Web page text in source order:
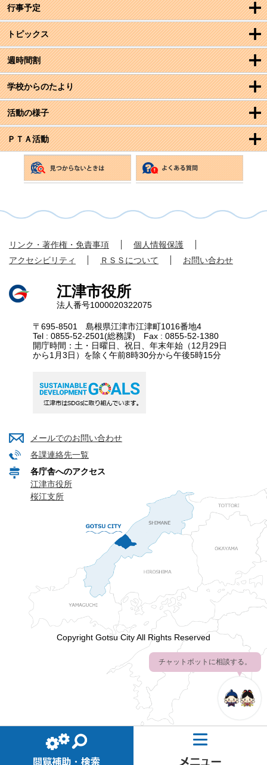
行事予定
トピックス
週時間割
学校からのたより
活動の様子
ＰＴＡ活動
リンク・著作権・免責事項
個人情報保護
アクセシビリティ
ＲＳＳについて お問い合わせ
江津市役所
法人番号1000020322075
〒695-8501 島根県江津市江津町1016番地4
Tel : 0855-52-2501(総務課) Fax : 0855-52-1380
開庁時間：土・日曜日、祝日、年末年始（12月29日
から1月3日）を除く午前8時30分から午後5時15分
メールでのお問い合わせ
各課連絡先一覧
各庁舎へのアクセス
江津市役所
桜江支所
Copyright Gotsu City All Rights Reserved
チャットボットに相談する。